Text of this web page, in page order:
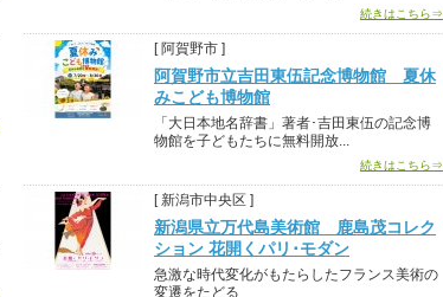
続きはこちら⇒
[ 阿賀野市 ]
阿賀野市立吉田東伍記念博物館 夏休
みこども博物館
「大日本地名辞書」著者･吉田東伍の記念博
物館を子どもたちに無料開放...
続きはこちら⇒
[ 新潟市中央区 ]
新潟県立万代島美術館 鹿島茂コレク
ション 花開くパリ･モダン
急激な時代変化がもたらしたフランス美術の
変遷をたどる